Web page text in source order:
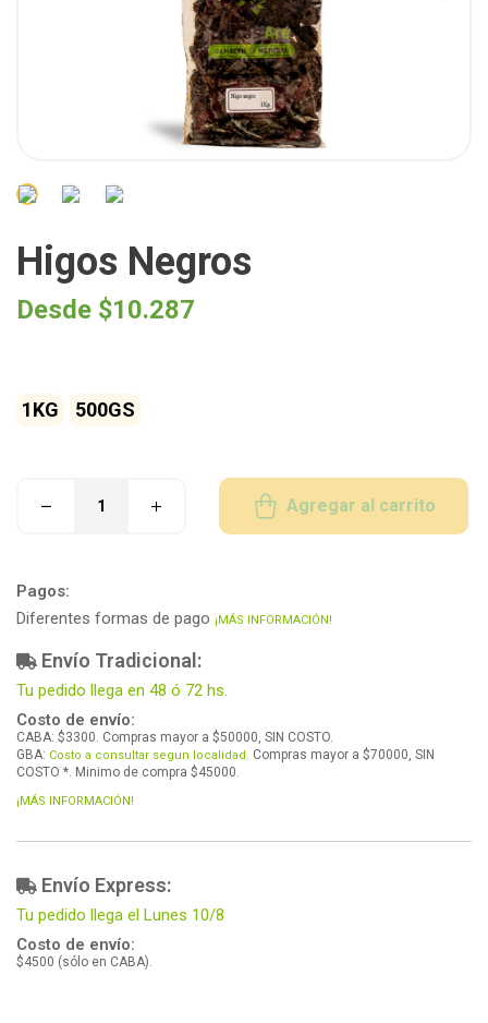
Higos Negros
Desde $10.287
1KG 500GS
Agregar al carrito
Pagos:
Diferentes formas de pago ¡MÁS INFORMACIÓN!
Envío Tradicional:
Tu pedido llega en 48 ó 72 hs.
Costo de envío:
CABA: $3300. Compras mayor a $50000, SIN COSTO.
GBA: Costo a consultar segun localidad. Compras mayor a $70000, SIN
COSTO *. Minimo de compra $45000.
¡MÁS INFORMACIÓN!
Envío Express:
Tu pedido llega el Lunes 10/8
Costo de envío:
$4500 (sólo en CABA).